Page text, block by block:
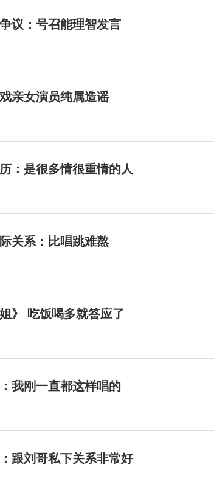
议：号召能理智发言
亲女演员纯属造谣
：是很多情很重情的人
关系：比唱跳难熬
》 吃饭喝多就答应了
我刚一直都这样唱的
跟刘哥私下关系非常好